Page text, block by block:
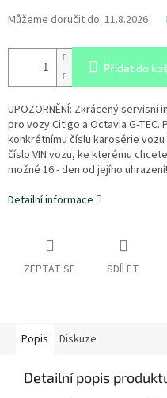
Můžeme doručit do: 11.8.2026
Přidat do
UPOZORNĚNÍ: Zkrácený servisní
pro vozy Citigo a Octavia G-
konkrétnímu číslu karosérie
číslo VIN vozu, ke kterému
možné 16 - den od jejího
Detailní informace
ZEPTAT SE SDÍLET
Popis Diskuze
Detailní popis